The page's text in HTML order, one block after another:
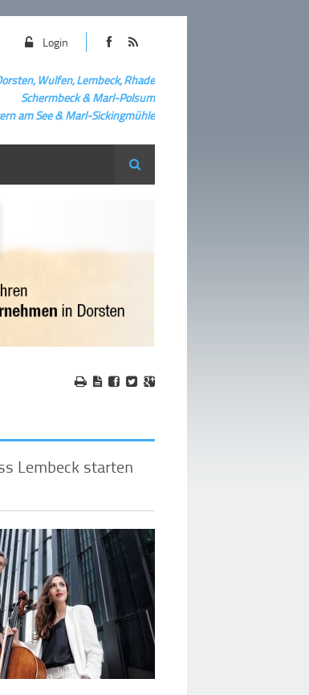
Login
Wulfen, Lembeck, Rhade
Schermbeck& Marl-Polsum
am See & Marl-Sickingmühle
Suche
Lembeck starten